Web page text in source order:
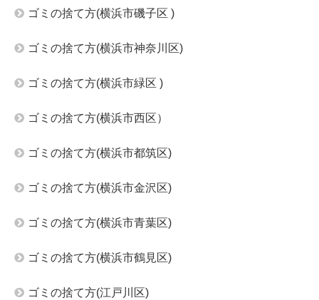
ゴミの捨て方(横浜市磯子区 )
ゴミの捨て方(横浜市神奈川区)
ゴミの捨て方(横浜市緑区 )
ゴミの捨て方(横浜市西区）
ゴミの捨て方(横浜市都筑区)
ゴミの捨て方(横浜市金沢区)
ゴミの捨て方(横浜市青葉区)
ゴミの捨て方(横浜市鶴見区)
ゴミの捨て方(江戸川区)